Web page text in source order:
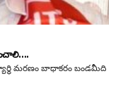
బాధాకరం బండమీది